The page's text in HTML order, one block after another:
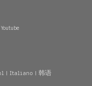
Youtube
| Italiano | 韩语